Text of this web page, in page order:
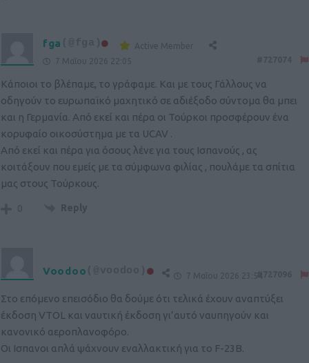
fga (@fga)
Active Member
7 Μαΐου 2026 22:05
Κάποιοι το βλέπαμε, το γράφαμε. Και με τους Γάλλους να
οδηγούν το ευρωπαϊκό μαχητικό σε αδιέξοδο σύντομα θα μπει
και η Γερμανία. Από εκεί και πέρα οι Τούρκοι προσφέρουν ένα
κορυφαίο οικοσύστημα με τα UCAV .
Από εκεί και πέρα για όσους λένε για τους Ισπανούς , ας
κοιτάξουν που εμείς με τα σύμφωνα φιλίας , πουλάμε τα σπίτια
μας στους Τούρκους.
0 Reply
Voodoo 7 Μαΐου 2026 23:54
Στο επόμενο επεισόδιο θα δούμε ότι τελικά έχουν αναπτύξει
έκδοση VTOL και ναυτική έκδοση γι’αυτό ναυπηγούν και
κανονικό αεροπλανοφόρο.
Οι Ισπανοι απλά ψάχνουν εναλλακτική για το F-23B.